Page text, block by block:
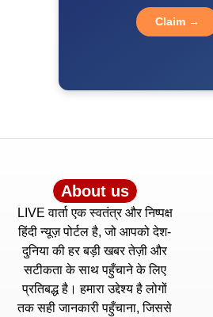
Claim →
About us
LIVE वार्ता एक स्वतंत्र और निष्पक्ष
हिंदी न्यूज़ पोर्टल है, जो आपको देश-
दुनिया की हर बड़ी खबर तेज़ी और
सटीकता के साथ पहुँचाने के लिए
प्रतिबद्ध है। हमारा उद्देश्य है लोगों
तक सही जानकारी पहुँचाना, जिससे